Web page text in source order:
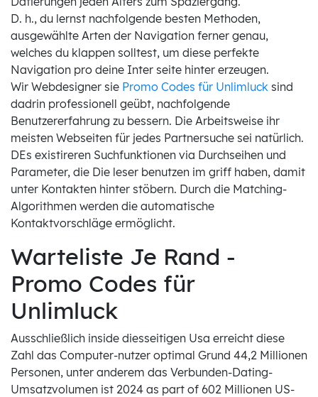
D. h., du lernst nachfolgende besten Methoden,
ausgewählte Arten der Navigation ferner genau,
welches du klappen solltest, um diese perfekte
Navigation pro deine Inter seite hinter erzeugen.
Wir Webdesigner sie Promo Codes für Unlimluck sind
dadrin professionell geübt, nachfolgende
Benutzererfahrung zu bessern. Die Arbeitsweise ihr
meisten Webseiten für jedes Partnersuche sei natürlich.
DEs existireren Suchfunktionen via Durchseihen und
Parameter, die Die leser benutzen im griff haben, damit
unter Kontakten hinter stöbern. Durch die Matching-
Algorithmen werden die automatische
Kontaktvorschläge ermöglicht.
Warteliste Je Rand -
Promo Codes für
Unlimluck
Ausschließlich inside diesseitigen Usa erreicht diese
Zahl das Computer-nutzer optimal Grund 44,2 Millionen
Personen, unter anderem das Verbunden-Dating-
Umsatzvolumen ist 2024 as part of 602 Millionen US-